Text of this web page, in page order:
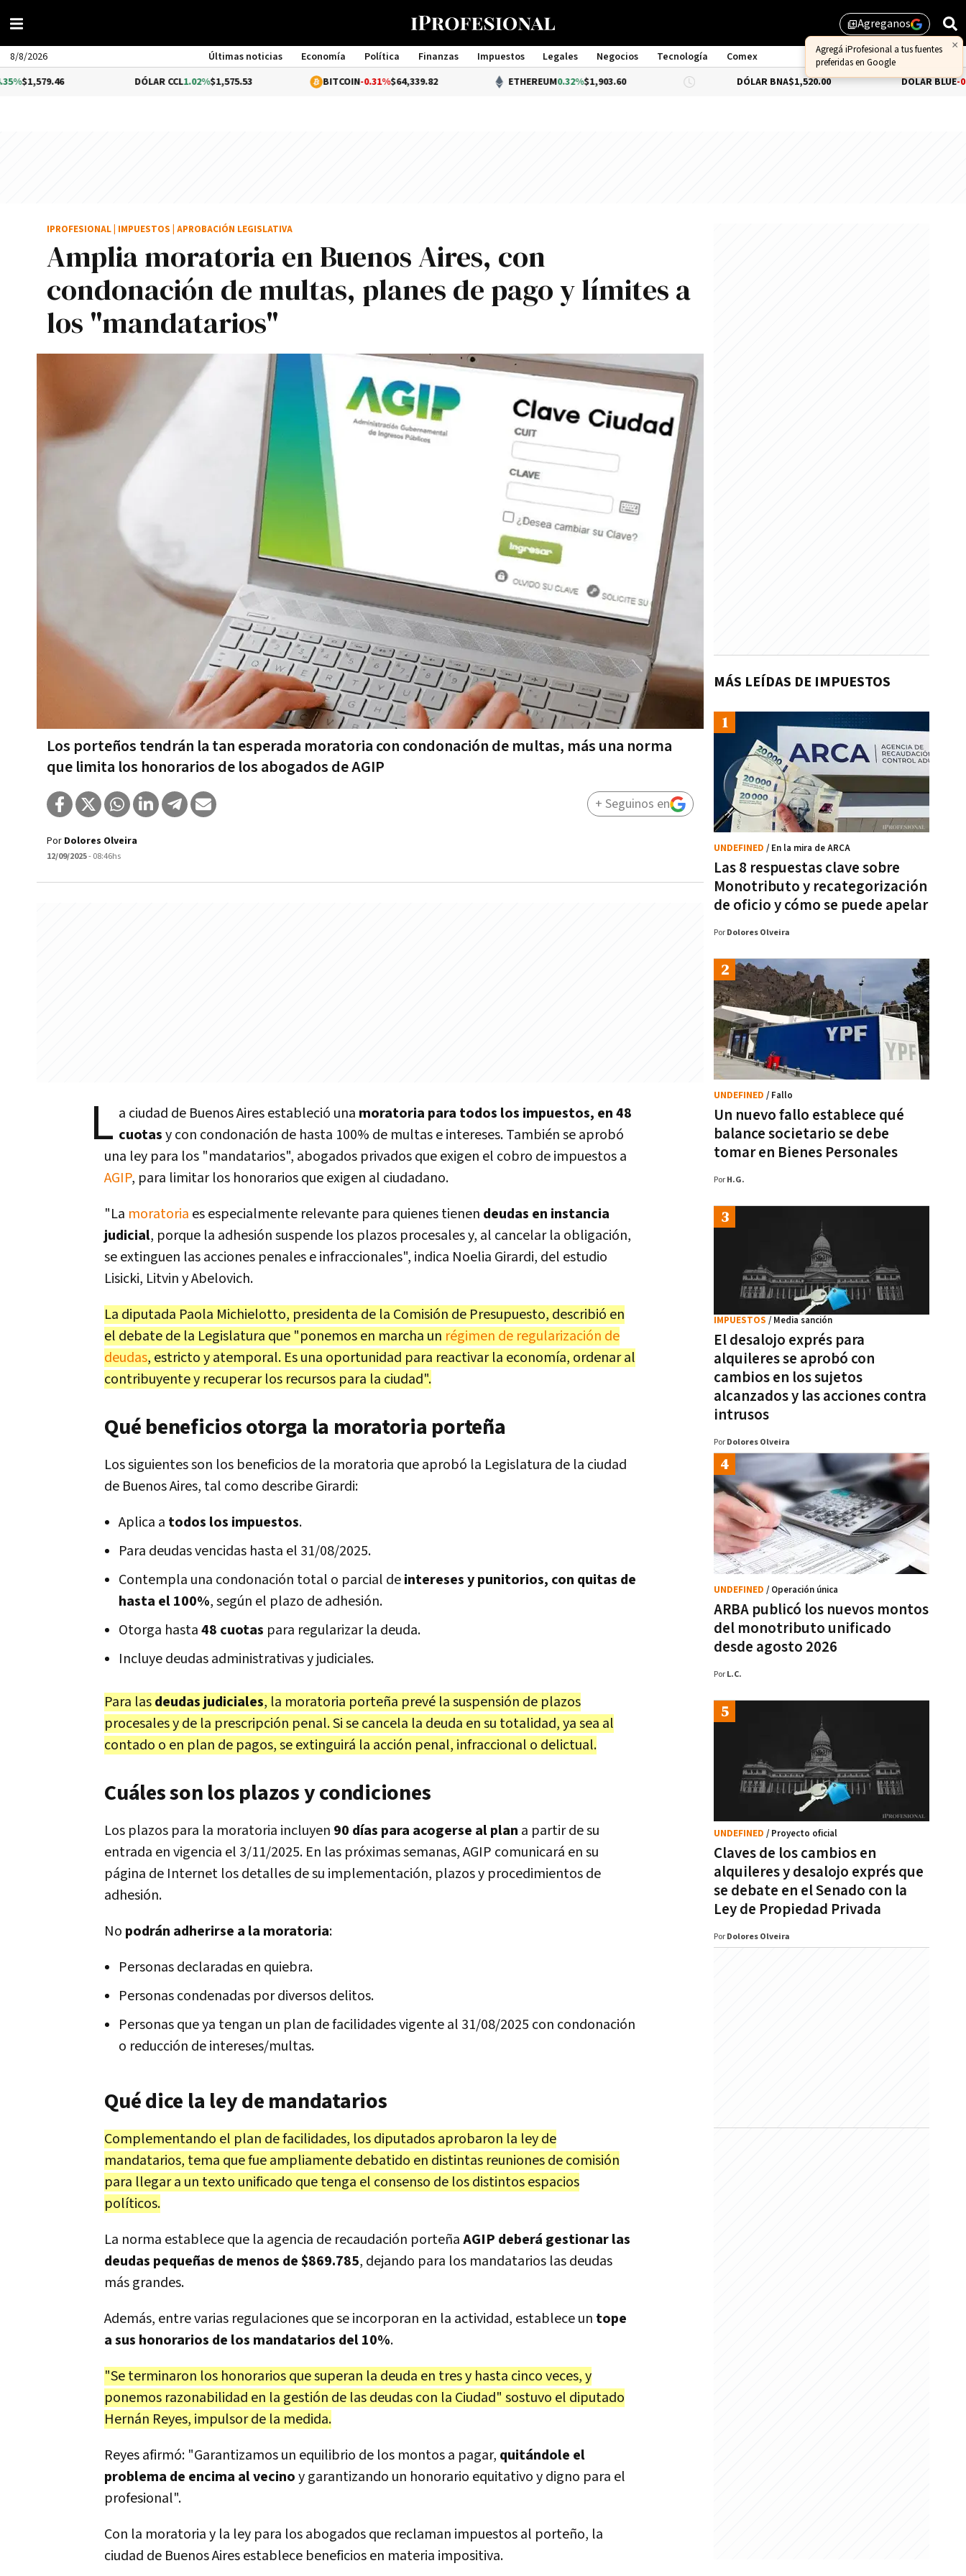
library_addAgreganos
8/8/2026 Últimas noticias Economía Política Finanzas Impuestos Legales Negocios Tecnología
Comex
Management
DÓLAR CCL1.02%$1,575.53 BITCOIN-0.31%$64,339.82 ETHEREUM0.32%$1,903.60 DÓLAR BNA$1,520.00 DÓLAR BLUE-0.66%
Amplia moratoria en Buenos Aires, con
condonación de multas, planes de pago y límites a
los "mandatarios"
Los porteños tendrán la tan esperada moratoria con condonación de multas, más una norma
que limita los honorarios de los abogados de AGIP
IPROFESIONAL IMPUESTOS APROBACIÓN LEGISLATIVA
Por Dolores Olveira
12/09/2025- 08:46hs
+ Seguinos en
L a ciudad de Buenos Aires estableció una moratoria para todos los impuestos, en 48
cuotasy con condonación de hasta 100% de multas e intereses. También se aprobó
una ley para los "mandatarios", abogados privados que exigen el cobro de impuestos a
AGIP, para limitar los honorarios que exigen al ciudadano.
"La moratoria es especialmente relevante para quienes tienen deudas en instancia
judicial, porque la adhesión suspende los plazos procesales y, al cancelar la obligación,
se extinguen las acciones penales e infraccionales", indica Noelia Girardi, del estudio
Lisicki, Litvin y Abelovich.
La diputada Paola Michielotto, presidenta de la Comisión de Presupuesto, describió en
el debate de la Legislatura que "ponemos en marcha un régimen de regularización de
deudas, estricto y atemporal. Es una oportunidad para reactivar la economía, ordenar al
contribuyente y recuperar los recursos para la ciudad".
Qué beneficios otorga la moratoria porteña
Los siguientes son los beneficios de la moratoria que aprobó la Legislatura de la ciudad
de Buenos Aires, tal como describe Girardi:
Aplica a todos los impuestos.
Para deudas vencidas hasta el 31/08/2025.
Contempla una condonación total o parcial deintereses y punitorios, con quitas de
hasta el 100%, según el plazo de adhesión.
Otorga hasta48 cuotas para regularizar la deuda.
Incluye deudas administrativas y judiciales.
Para lasdeudas judiciales, la moratoria porteña prevé la suspensión de plazos
procesales y de la prescripción penal. Si se cancela la deuda en su totalidad, ya sea al
contado o en plan de pagos, se extinguirá la acción penal, infraccional o delictual.
Cuáles son los plazos y condiciones
Los plazos para la moratoria incluyen 90 días para acogerse al plan a partir de su
entrada en vigencia el 3/11/2025. En las próximas semanas, AGIP comunicará en su
página de Internet los detalles de su implementación, plazos y procedimientos de
adhesión.
No podrán adherirse a la moratoria:
Personas declaradas en quiebra.
Personas condenadas por diversos delitos.
Personas que ya tengan un plan de facilidades vigente al 31/08/2025 con condonación
o reducción de intereses/multas.
Qué dice la ley de mandatarios
Complementando el plan de facilidades, los diputados aprobaron la ley de
mandatarios, tema que fue ampliamente debatido en distintas reuniones de comisión
para llegar a un texto unificado que tenga el consenso de los distintos espacios
políticos.
La norma establece que la agencia de recaudación porteñaAGIP deberá gestionar las
deudas pequeñas de menos de $869.785, dejando para los mandatarios las deudas
más grandes.
Además, entre varias regulaciones que se incorporan en la actividad, establece un tope
a sus honorarios de los mandatarios del 10%.
"Se terminaron los honorarios que superan la deuda en tres y hasta cinco veces, y
ponemos razonabilidad en la gestión de las deudas con la Ciudad" sostuvo el diputado
Hernán Reyes, impulsor de la medida.
Reyes afirmó: "Garantizamos un equilibrio de los montos a pagar, quitándole el
problema de encima al vecinoy garantizando un honorario equitativo y digno para el
profesional".
Con la moratoria y la ley para los abogados que reclaman impuestos al porteño, la
ciudad de Buenos Aires establece beneficios en materia impositiva.
MÁS LEÍDAS DE IMPUESTOS
Las 8 respuestas clave sobre
Monotributo y recategorización
de oficio y cómo se puede apelar
UNDEFINED / En la mira de ARCA
Por Dolores Olveira
Un nuevo fallo establece qué
balance societario se debe
tomar en Bienes Personales
UNDEFINED / Fallo
Por H.G.
El desalojo exprés para
alquileres se aprobó con
cambios en los sujetos
alcanzados y las acciones contra
intrusos
IMPUESTOS / Media sanción
Por Dolores Olveira
ARBA publicó los nuevos montos
del monotributo unificado
desde agosto 2026
UNDEFINED / Operación única
Por L.C.
Claves de los cambios en
alquileres y desalojo exprés que
se debate en el Senado con la
Ley de Propiedad Privada
UNDEFINED / Proyecto oficial
Por Dolores Olveira